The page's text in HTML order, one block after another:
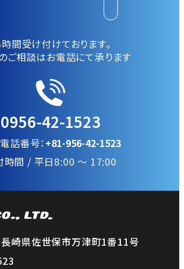
間受け付けております。
ご相談はお電話にて承ります
0956-42-1523
話番号：+81-956-42-1523
時間 / 平日8:00 〜 17:00
崎県佐世保市万津町1番11号